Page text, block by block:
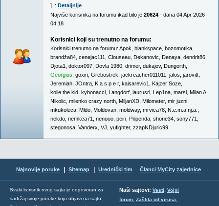
] :: Detaljnije
Najviše korisnika na forumu ikad bilo je 20624 - dana 04 Apr 2026
04:18
Korisnici koji su trenutno na forumu:
Korisnici trenutno na forumu: Apok blankspace bozomotika
brandža84 cenejac111 Clouseau Dekanovic Denaya dendrit86
Djota1
doktor097 Dovla 1980 drimer, dukajov, Dungorth
Georgius goxin Grebostrek jackreacher011011 jalos jarovitt
Jeremiah JOntra K a s p e r, kaisarevic1 Kajzer Soze
kolle.the.kid kybonacci Langdorf laurusri Lep1na marsi Milan A.
Nikolic milenko crazy north MiljanXD Milometer, mir juzni
mkukoleca Mldo Moldovan moldway, mrvica78 N.e.m.a.nj.a.
nekdo nemkea71 nenooo pein Pilipenda shone34 sony771
stegonosa Vanderx VJ yufighter, zzapNDjuric99
Najnovije poruke Sitemap Urednički tim Članci MyCity zajednice
Svaki korisnik ovog sajta je odgovoran za
sadržaj svoje poruke koju objavi na sajtu.
Naši sajtovi: Vesti, Vojni
forum, Zaštita od virusa,